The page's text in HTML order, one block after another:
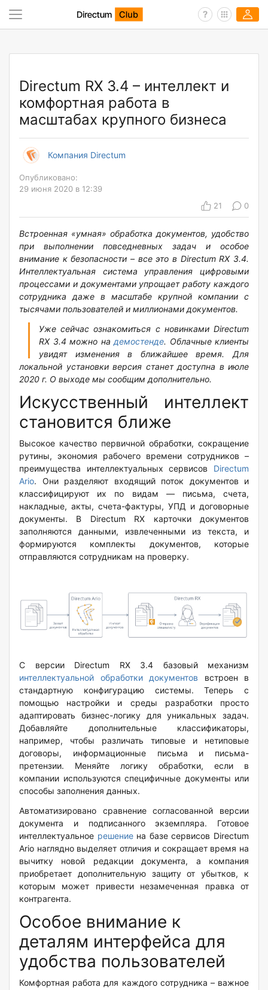
Directum RX 3.4 – интеллект и
комфортная работа в
масштабах крупного бизнеса
Компания Directum
Опубликовано:
29 июня 2020 в 12:39
21
0
Встроенная «умная» обработка документов, удобство
при выполнении повседневных задач и особое
внимание к безопасности – все это в Directum RX3.4.
Интеллектуальная система управления цифровыми
процессами и документами упрощает работу каждого
сотрудника даже в масштабе крупной компании с
тысячами пользователей и миллионами документов.
Уже сейчас ознакомиться с новинками Directum
RX 3.4 можно на демостенде. Облачные клиенты
увидят изменения в ближайшее время. Для
локальной установки версия станет доступна в июле
2020 г. О выходе мы сообщим дополнительно.
Искусственный интеллект
становится ближе
Высокое качество первичной обработки, сокращение
рутины, экономия рабочего времени сотрудников –
преимущества интеллектуальных сервисов Directum
Ario. Они разделяют входящий поток документов и
классифицируют их по видам — письма, счета,
накладные, акты, счета-фактуры, УПД и договорные
документы. В Directum RX карточки документов
заполняются данными, извлеченными из текста, и
формируются комплекты документов, которые
отправляются сотрудникам на проверку.
С версии Directum RX 3.4 базовый механизм
интеллектуальной обработки документов встроен в
стандартную конфигурацию системы. Теперь с
помощью настройки и среды разработки просто
адаптировать бизнес-логику для уникальных задач.
Добавляйте дополнительные классификаторы,
например, чтобы различать типовые и нетиповые
договоры, информационные письма и письма-
претензии. Меняйте логику обработки, если в
компании используются специфичные документы или
способы заполнения данных.
Автоматизировано сравнение согласованной версии
документа и подписанного экземпляра. Готовое
интеллектуальное решениена базе сервисов Directum
Ario наглядно выделяет отличия и сокращает время на
вычитку новой редакции документа, а компания
приобретает дополнительную защиту от убытков, к
которым может привести незамеченная правка от
контрагента.
Особое внимание к
деталям интерфейса для
удобства пользователей
Комфортная работа для каждого сотрудника – важное